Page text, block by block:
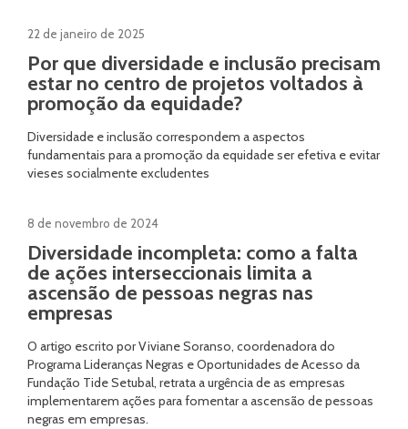
22 de janeiro de 2025
Por que diversidade e inclusão precisam
estar no centro de projetos voltados à
promoção da equidade?
Diversidade e inclusão correspondem a aspectos
fundamentais para a promoção da equidade ser efetiva e evitar
vieses socialmente excludentes
8 de novembro de 2024
Diversidade incompleta: como a falta
de ações interseccionais limita a
ascensão de pessoas negras nas
empresas
O artigo escrito por Viviane Soranso, coordenadora do
Programa Lideranças Negras e Oportunidades de Acesso da
Fundação Tide Setubal, retrata a urgência de as empresas
implementarem ações para fomentar a ascensão de pessoas
negras em empresas.